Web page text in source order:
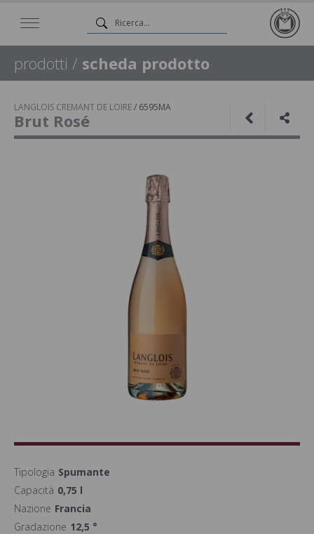
prodotti / scheda prodotto
LANGLOIS CREMANT DE LOIRE/ 6595MA
Brut Rosé
Tipologia Spumante
Capacità 0,75 l
Nazione Francia
Gradazione 12,5 °